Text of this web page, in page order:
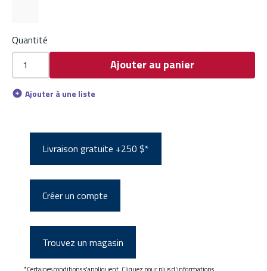
Quantité
Ajouter au panier
Ajouter à une liste
Livraison gratuite +250 $*
Créer un compte
Trouvez un magasin